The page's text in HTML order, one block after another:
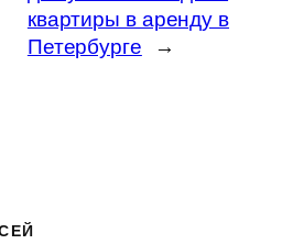
квартиры в аренду в
Петербурге
→